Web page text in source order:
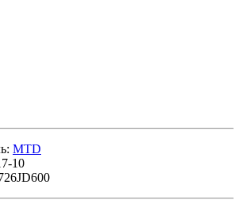
MTD
10